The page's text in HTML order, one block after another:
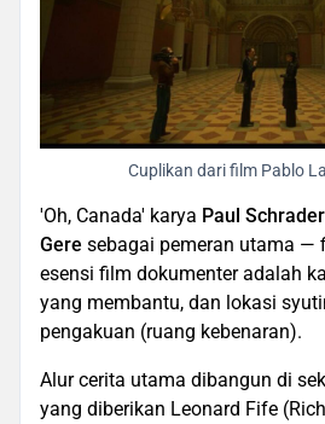
Cuplikan dari film Pablo
'Oh, Canada' karya Paul Schrader
Gere sebagai pemeran utama —
esensi film dokumenter adalah
yang membantu, dan lokasi
pengakuan (ruang kebenaran).
Alur cerita utama dibangun di
yang diberikan Leonard Fife